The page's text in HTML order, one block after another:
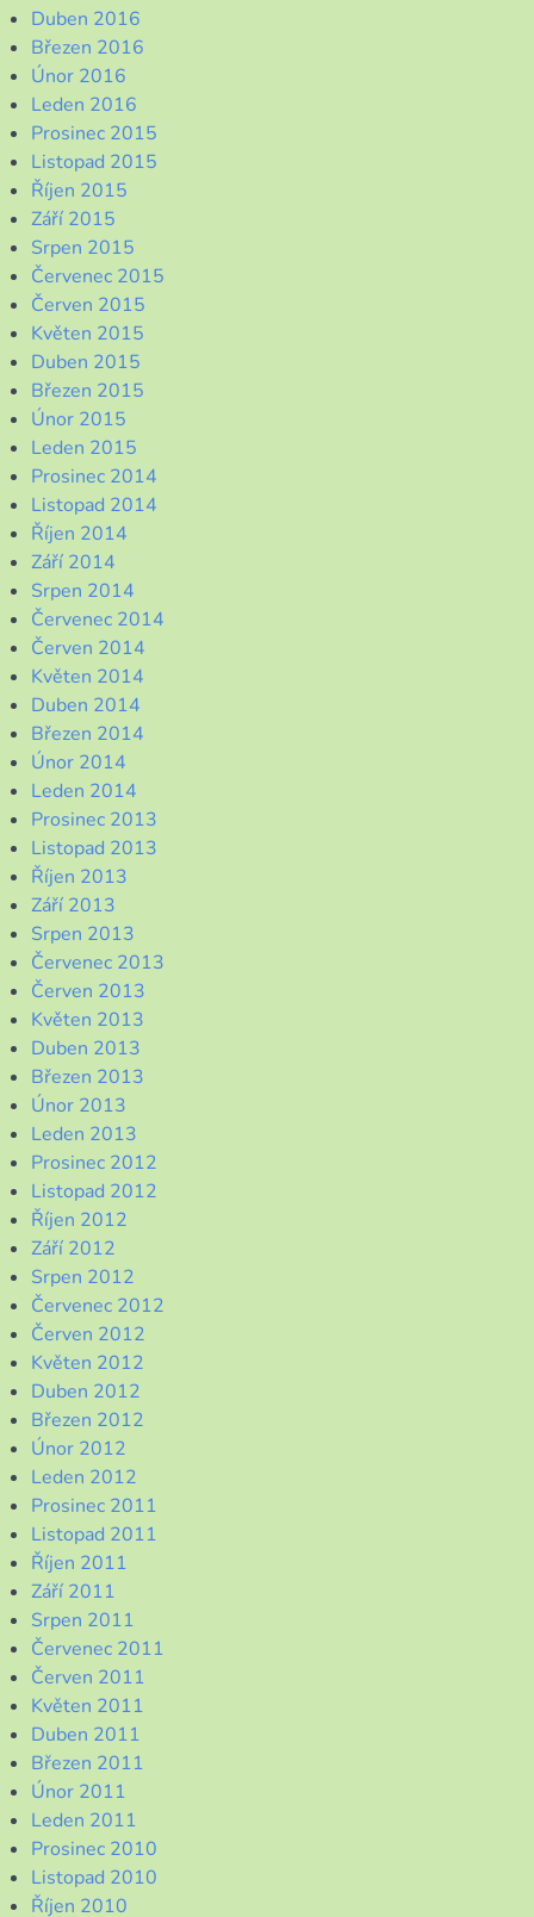
Duben 2016
Březen 2016
Únor 2016
Leden 2016
Prosinec 2015
Listopad 2015
Říjen 2015
Září 2015
Srpen 2015
Červenec 2015
Červen 2015
Květen 2015
Duben 2015
Březen 2015
Únor 2015
Leden 2015
Prosinec 2014
Listopad 2014
Říjen 2014
Září 2014
Srpen 2014
Červenec 2014
Červen 2014
Květen 2014
Duben 2014
Březen 2014
Únor 2014
Leden 2014
Prosinec 2013
Listopad 2013
Říjen 2013
Září 2013
Srpen 2013
Červenec 2013
Červen 2013
Květen 2013
Duben 2013
Březen 2013
Únor 2013
Leden 2013
Prosinec 2012
Listopad 2012
Říjen 2012
Září 2012
Srpen 2012
Červenec 2012
Červen 2012
Květen 2012
Duben 2012
Březen 2012
Únor 2012
Leden 2012
Prosinec 2011
Listopad 2011
Říjen 2011
Září 2011
Srpen 2011
Červenec 2011
Červen 2011
Květen 2011
Duben 2011
Březen 2011
Únor 2011
Leden 2011
Prosinec 2010
Listopad 2010
Říjen 2010